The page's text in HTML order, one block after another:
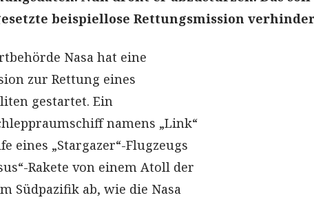
beispiellose Rettungsmission
Nasa hat eine
zur Rettung eines
gestartet. Ein
namens „Link“
eines „Stargazer“-Flugzeugs
Rakete von einem Atoll der
Südpazifik ab, wie die Nasa